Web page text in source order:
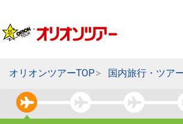
オリオンツアーTOP 国内旅行・ツア